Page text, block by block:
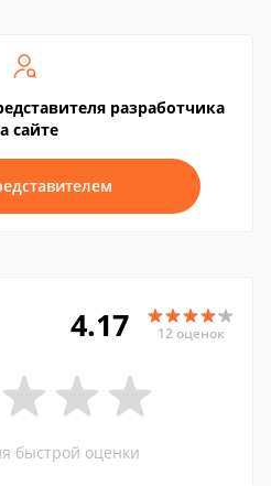
разработчика
сайте
4.17 12 оценок
быстрой оценки